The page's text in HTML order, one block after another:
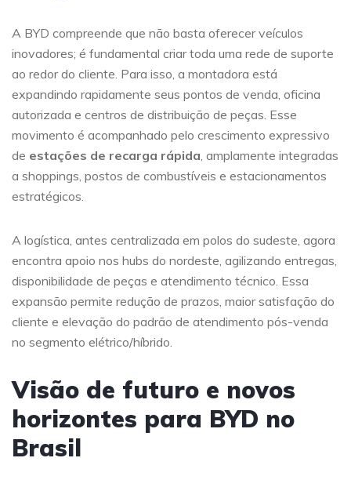
A BYD compreende que não basta oferecer veículos
inovadores; é fundamental criar toda uma rede de suporte
ao redor do cliente. Para isso, a montadora está
expandindo rapidamente seus pontos de venda, oficina
autorizada e centros de distribuição de peças. Esse
movimento é acompanhado pelo crescimento expressivo
de estações de recarga rápida , amplamente integradas
a shoppings, postos de combustíveis e estacionamentos
estratégicos.
A logística, antes centralizada em polos do sudeste, agora
encontra apoio nos hubs do nordeste, agilizando entregas,
disponibilidade de peças e atendimento técnico. Essa
expansão permite redução de prazos, maior satisfação do
cliente e elevação do padrão de atendimento pós-venda
no segmento elétrico/híbrido.
Visão de futuro e novos
horizontes para BYD no
Brasil